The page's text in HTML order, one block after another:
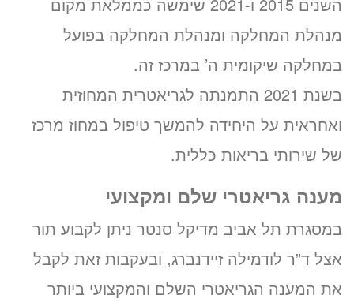
השנים 2015 ו-2021 שימשה כממלאת מקום
מנהלת המחלקה ומנהלת המחלקה בפועל
במחלקה שיקומית ה’ במרכז זה.
בשנת 2021 התמנתה לגריאטרית המחוזית
ואחראית על היחידה להמשך טיפול במחוז מרכז
של שירותי בריאות כללית.
מענה גריאטרי שלם ומקצועי
במסגרת תל אביב מדיקל סנטר ניתן לקבוע תור
אצל ד”ר לודמילה זיידנברג, ובעקבות זאת לקבל
את המענה הגריאטרי השלם והמקצועי ביותר